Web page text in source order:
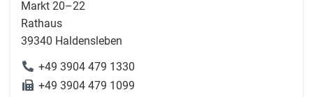
Markt 20–22
Rathaus
39340 Haldensleben
+49 3904 479 1330
+49 3904 479 1099